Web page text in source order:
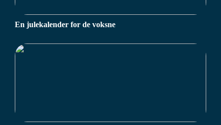
En julekalender for de voksne